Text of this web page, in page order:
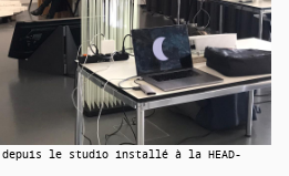
depuis le studio installé à la HEAD-